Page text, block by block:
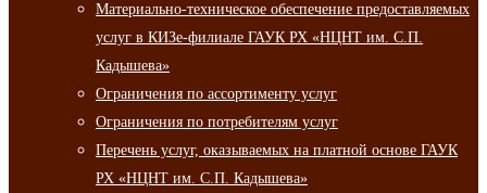
Материально-техническое обеспечение предоставляемых
услуг в КИЗе-филиале ГАУК РХ «НЦНТ им. С.П.
Кадышева»
Ограничения по ассортименту услуг
Ограничения по потребителям услуг
Перечень услуг, оказываемых на платной основе ГАУК
РХ «НЦНТ им. С.П. Кадышева»